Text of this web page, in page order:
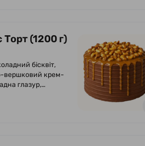
Торт (1200 г)
бісквіт,
вершковий крем-
глазур,
Оформлений